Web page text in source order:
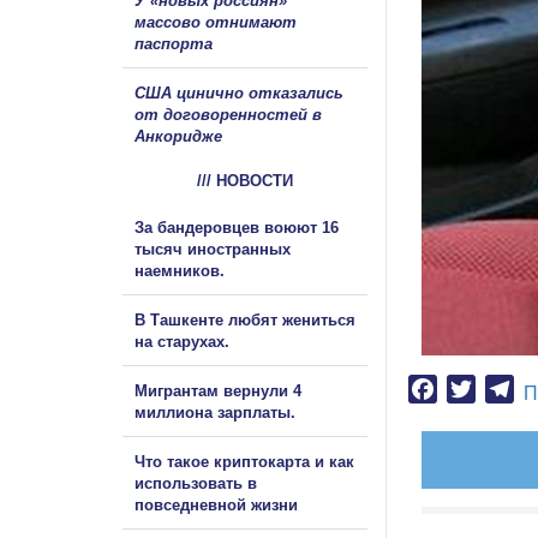
Facebook
Twitter
массово отнимают
паспорта
США цинично отказались
от договоренностей в
Анкоридже
/// НОВОСТИ
За бандеровцев воюют 16
тысяч иностранных
наемников.
В Ташкенте любят жениться
на старухах.
Мигрантам вернули 4
миллиона зарплаты.
Что такое криптокарта и как
использовать в
повседневной жизни